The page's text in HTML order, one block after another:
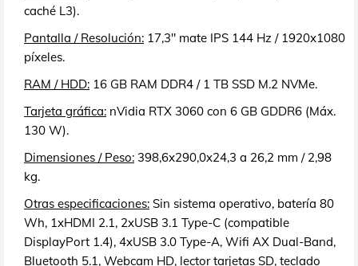
caché L3).
Pantalla / Resolución: 17,3" mate IPS 144 Hz / 1920x1080
píxeles.
RAM / HDD: 16 GB RAM DDR4 / 1 TB SSD M.2 NVMe.
Tarjeta gráfica: nVidia RTX 3060 con 6 GB GDDR6 (Máx.
130 W).
Dimensiones / Peso: 398,6x290,0x24,3 a 26,2 mm / 2,98
kg.
Otras especificaciones: Sin sistema operativo, batería 80
Wh, 1xHDMI 2.1, 2xUSB 3.1 Type-C (compatible
DisplayPort 1.4), 4xUSB 3.0 Type-A, Wifi AX Dual-Band,
Bluetooth 5.1, Webcam HD, lector tarjetas SD, teclado